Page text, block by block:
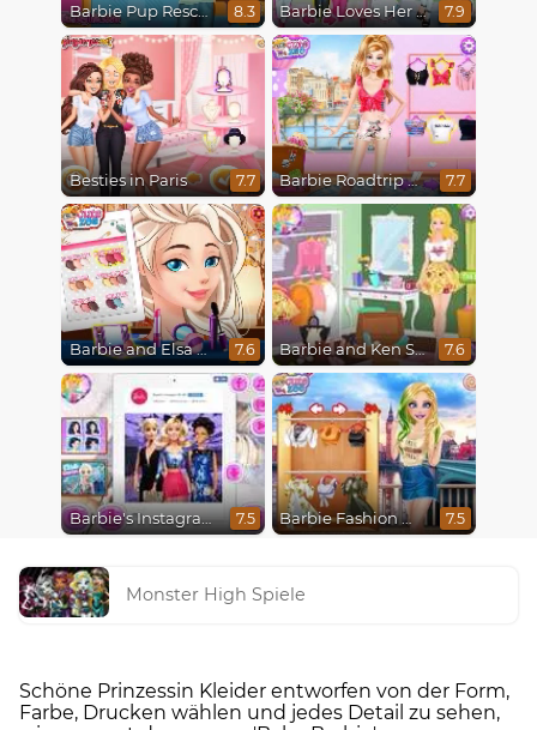
Barbie Pup Rescue 8.3 Barbie Loves Her Job 7.9
Besties in Paris 7.7 Barbie Roadtrip Adventure 7.7
Barbie and Elsa Autumn Patterns 7.6 Barbie and Ken Spring City Break 7.6
Barbie's Instagram Life 7.5 Barbie Fashion Week Model 7.5
Monster High Spiele
Schöne Prinzessin Kleider entworfen von der Form,
Farbe, Drucken wählen und jedes Detail zu sehen,